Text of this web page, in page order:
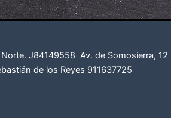
J84149558 Av. de Somosierra, 12
de los Reyes 911637725